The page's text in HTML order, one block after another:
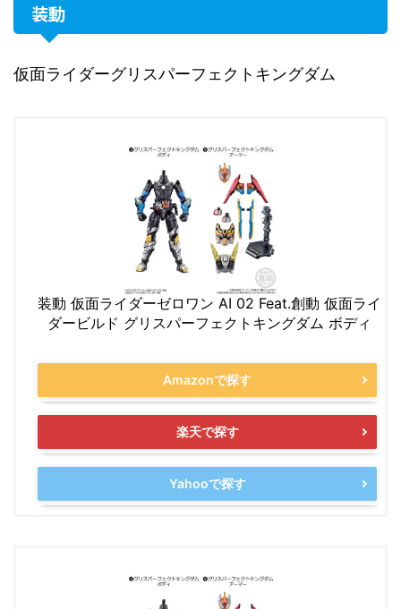
装動
仮面ライダーグリスパーフェクトキングダム
装動 仮面ライダーゼロワン AI 02 Feat.創動 仮面ライ
ダービルド グリスパーフェクトキングダム ボディ
Amazonで探す
楽天で探す
Yahooで探す